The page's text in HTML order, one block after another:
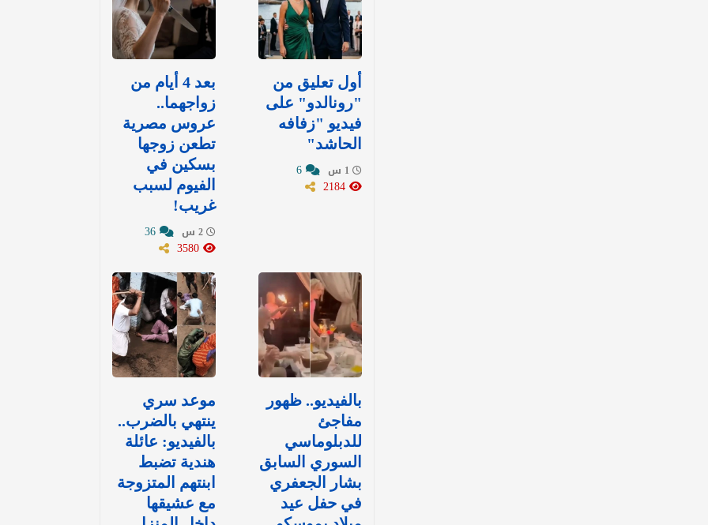
أول تعليق من
"رونالدو" على
فيديو "زفافه
الحاشد"
بعد 4 أيام من
زواجهما..
عروس مصرية
تطعن زوجها
بسكين في
الفيوم لسبب
غريب!
بالفيديو.. ظهور
مفاجئ
للدبلوماسي
السوري السابق
بشار الجعفري
في حفل عيد
موعد سري
ينتهي بالضرب..
بالفيديو: عائلة
هندية تضبط
ابنتهم المتزوجة
مع عشيقها